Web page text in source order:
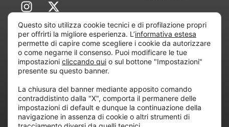
Servizi di
Consulenza
Certificata
all’attività di direzione e coordinamento di “Project
Informatica”
REA: MI – 194005, P. IVA / CF 07165600961 – All
Questo sito utilizza cookie tecnici e di profilazione propri
per offrirti la migliore esperienza. L’informativa estesa
permette di capire come scegliere i cookie da autorizzare
o come negarne il consenso. Puoi modificare le tue
impostazioni cliccando qui o sul bottone "Impostazioni"
presente su questo banner.
La chiusura del banner mediante apposito comando
contraddistinto dalla "X", comporta il permanere delle
impostazioni di default e dunque la continuazione della
navigazione in assenza di cookie o altri strumenti di